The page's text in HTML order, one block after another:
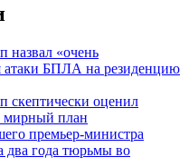
назвал «очень
атаки БПЛА на резиденцию
скептически оценил
мирный план
премьер-министра
два года тюрьмы во